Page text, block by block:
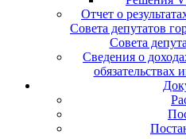
Отчет о
Совета депутатов
Совета
Сведения о
обязательствах